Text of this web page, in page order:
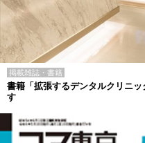
掲載雑誌・書籍
書籍「拡張するデンタルクリニ
す